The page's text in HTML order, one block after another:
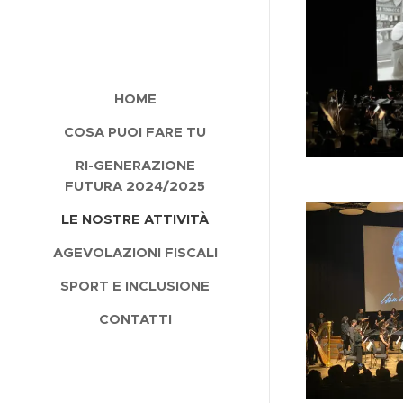
HOME
COSA PUOI FARE TU
RI-GENERAZIONE
FUTURA 2024/2025
LE NOSTRE ATTIVITÀ
AGEVOLAZIONI FISCALI
SPORT E INCLUSIONE
CONTATTI